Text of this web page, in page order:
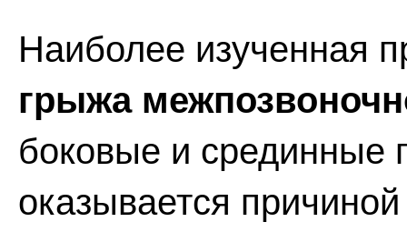
Наиболее изученная
грыжа
боковые и срединные
оказывается